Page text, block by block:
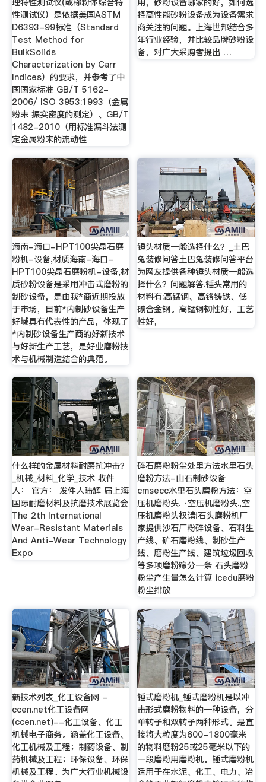
理特性测试仪(或称粉体综合特
性测试仪）是依据美国ASTM
D6393-99标准（Standard
Test Method for
BulkSolids
Characterization by Carr
Indices）的要求，并参考了中
国国家标准 GB/T 5162-
2006/ ISO 3953:1993（金属
粉末 振实密度的测定）、GB/T
1482-2010（用标准漏斗法测
定金属粉末的流动性
用，砂粉设备哪家的好，如何选
择高性能砂粉设备成为设备需求
商关注的问题。上海世邦结合多
年行业经验，并比较品牌砂粉设
备，对广大采购者提出 …
海南-海口-HPT100尖晶石磨
粉机-设备,材质海南-海口-
HPT100尖晶石磨粉机-设备,材
质砂粉设备是采用冲击式磨粉的
制砂设备，是由我*商近期投放
于市场，目前*内制砂设备生产
好域具有代表性的产品，体现了
*内制砂设备生产商的好新技术
与好新生产工艺，是好业磨粉技
术与机械制造结合的典范。
锤头材质一般选择什么？_土巴
兔装修问答土巴兔装修问答平台
为网友提供各种锤头材质一般选
择什么？问题解答.锤头常用的
材料有:高锰钢、高铬铸铁、低
碳合金钢。高锰钢韧性好，工艺
性好，
什么样的金属材料耐磨抗冲击？
_机械_材料_化学_技术 收件
人： 官方： 发件人陆辉 届上海
国际耐磨材料及抗磨技术展览会
The 2th International
Wear-Resistant Materials
And Anti-Wear Technology
Expo
碎石磨粉粉尘处里方法水里石头
磨粉方法-山石制砂设备
cmsecc水里石头磨粉方法：空
压机磨粉头. ·空压机磨粉头.,空
压机磨粉头权请!石头磨粉机厂
家提供沙石厂粉碎设备、石料生
产线、矿石磨粉线、制砂生产
线、磨粉生产线、建筑垃圾回收
等多项磨粉筛分一条 石头磨粉
粉尘产生量怎么计算 icedu磨粉
粉尘排放
新技术列表_化工设备网 -
ccen.net化工设备网
(ccen.net)--化工设备、化工
机械电子商务。涵盖化工设备、
化工机械及工程；制药设备、制
药机械及工程；环保设备、环保
机械及工程。为广大行业机械设
锤式磨粉机_锤式磨粉机是以冲
击形式磨粉物料的一种设备，分
单转子和双转子两种形式。是直
接将大粒度为600-1800毫米
的物料磨粉25或25毫米以下的
一段磨粉用磨粉机。锤式磨粉机
适用于在水泥、化工、电力、冶